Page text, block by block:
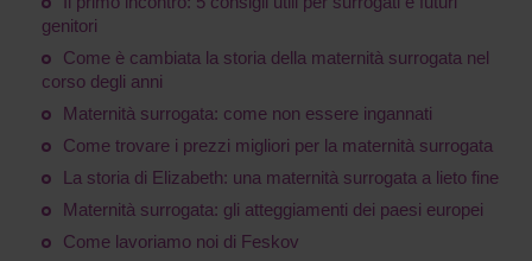
genitori
Come è cambiata la storia della maternità surrogata nel
corso degli anni
Maternità surrogata: come non essere ingannati
Come trovare i prezzi migliori per la maternità surrogata
La storia di Elizabeth: una maternità surrogata a lieto fine
Maternità surrogata: gli atteggiamenti dei paesi europei
Come lavoriamo noi di Feskov